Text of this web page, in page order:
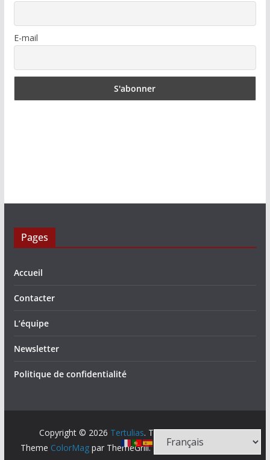
E-mail
Pages
Accueil
Contacter
L’équipe
Newsletter
Politique de confidentialité
Copyright © 2026 Tertulias. Tous droits réservés.
Theme ColorMagpar ThemeGrill. Propulsé par